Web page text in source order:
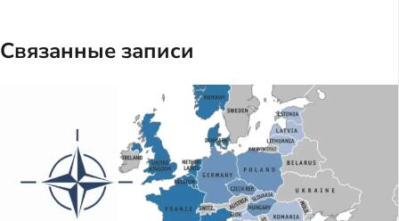
Связанные записи